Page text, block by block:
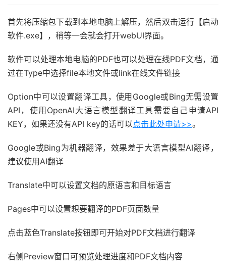
首先将压缩包下载到本地电脑上解压，然后双击运行【启动
软件.exe】，稍等一会就会打开webUI界面。
软件可以处理本地电脑的PDF也可以处理在线PDF文档，通
过在Type中选择file本地文件或link在线文件链接
Option中可以设置翻译工具，使用Google或Bing无需设置
API，使用OpenAI大语言模型翻译工具需要自己申请API
KEY，如果还没有API key的话可以 点击此处申请>>。
Google或Bing为机器翻译，效果差于大语言模型AI翻译，
建议使用AI翻译
Translate中可以设置文档的原语言和目标语言
Pages中可以设置想要翻译的PDF页面数量
点击蓝色Translate按钮即可开始对PDF文档进行翻译
右侧Preview窗口可预览处理进度和PDF文档内容